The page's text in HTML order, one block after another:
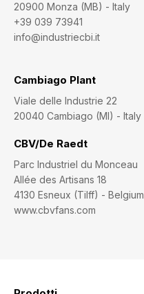
20900 Monza (MB) - Italy
+39 039 73941
info@industriecbi.it
Cambiago Plant
Viale delle Industrie 22
20040 Cambiago (MI) - Italy
CBV/De Raedt
Parc Industriel du Monceau
Allée des Artisans 18
4130 Esneux (Tilff) - Belgium
www.cbvfans.com